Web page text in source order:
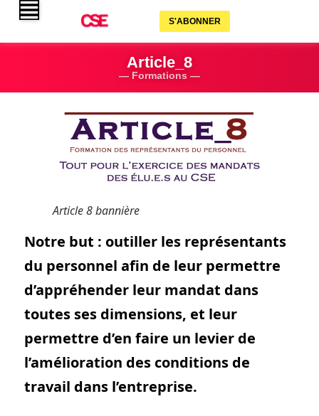
S'ABONNER
Article_8
— Formations —
Article 8 bannière
Notre but : outiller les représentants
du personnel afin de leur permettre
d’appréhender leur mandat dans
toutes ses dimensions, et leur
permettre d’en faire un levier de
l’amélioration des conditions de
travail dans l’entreprise.